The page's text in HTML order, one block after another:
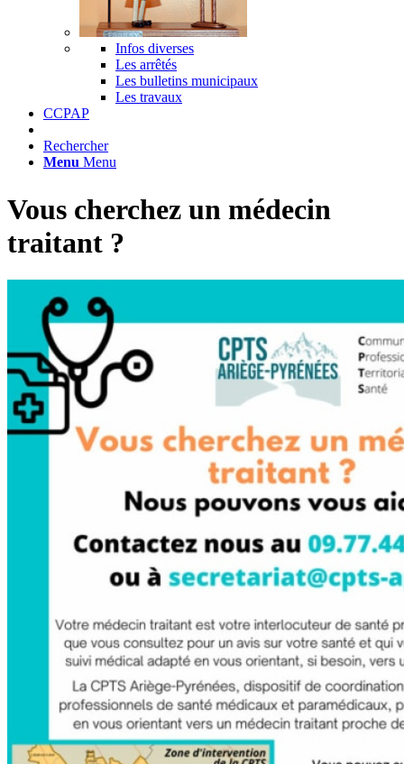
Infos diverses
Les arrêtés
Les bulletins municipaux
Les travaux
CCPAP
Rechercher
Menu Menu
Vous cherchez un médecin
traitant ?